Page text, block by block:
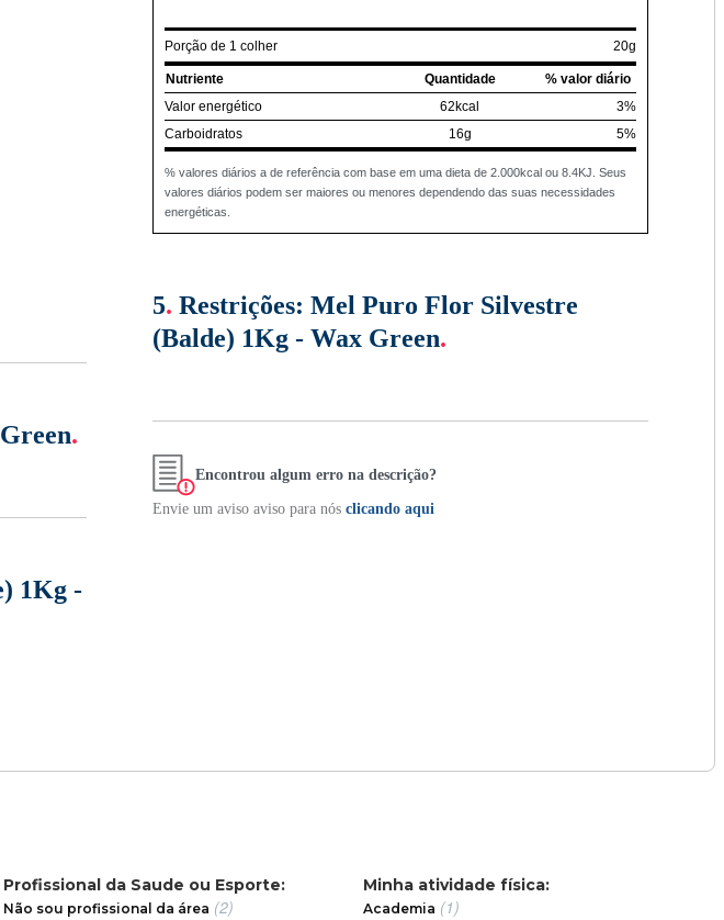
.
1Kg -
Porção de 1 colher 20g
Nutriente Quantidade
% valor diário
Valor energético
62kcal
3%
Carboidratos
16g 5%
% valores diários a de referência com base em uma dieta de 2.000kcal ou 8.4KJ. Seus
valores diários podem ser maiores ou menores dependendo das suas necessidades
energéticas.
5. Restrições: Mel Puro Flor Silvestre
(Balde) 1Kg - Wax Green.
Encontrou algum erro na descrição?
Envie um aviso aviso para nós clicando aqui
Profissional da Saude ou Esporte:
Não sou profissional da área (2)
Minha atividade física:
Academia (1)